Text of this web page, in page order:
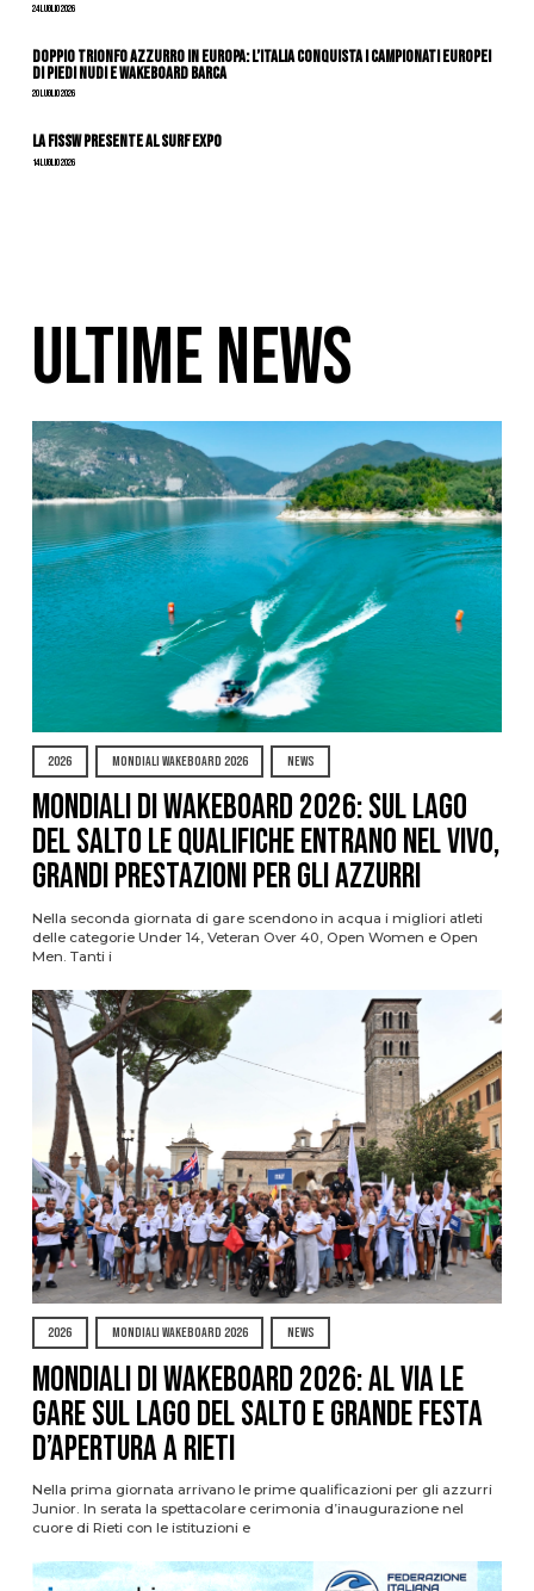
24 Luglio 2026
DOPPIO TRIONFO AZZURRO IN EUROPA: L’ITALIA CONQUISTA I CAMPIONATI EUROPEI
DI PIEDI NUDI E WAKEBOARD BARCA
20 Luglio 2026
La FISSW presente al Surf Expo
14 Luglio 2026
ULTIME NEWS
2026 MONDIALI WAKEBOARD 2026 NEWS
Mondiali di Wakeboard 2026: sul Lago
del Salto le qualifiche entrano nel vivo,
grandi prestazioni per gli azzurri
Nella seconda giornata di gare scendono in acqua i migliori atleti
delle categorie Under 14, Veteran Over 40, Open Women e Open
Men. Tanti i
2026 MONDIALI WAKEBOARD 2026 NEWS
Mondiali di Wakeboard 2026: al via le
gare sul Lago del Salto e grande festa
d’apertura a Rieti
Nella prima giornata arrivano le prime qualificazioni per gli azzurri
Junior. In serata la spettacolare cerimonia d’inaugurazione nel
cuore di Rieti con le istituzioni e